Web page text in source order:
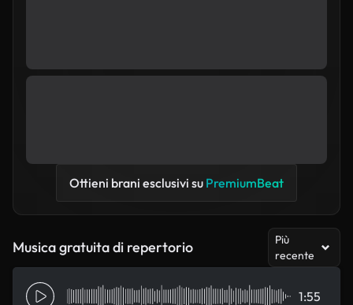
Ottieni brani esclusivi su PremiumBeat
Musica gratuita di repertorio
Più
recente
1:55